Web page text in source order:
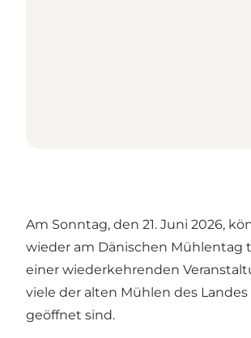
Am Sonntag, den 21. Juni 2026,
wieder am Dänischen Mühlentag
einer wiederkehrenden
viele der alten Mühlen des
geöffnet sind.